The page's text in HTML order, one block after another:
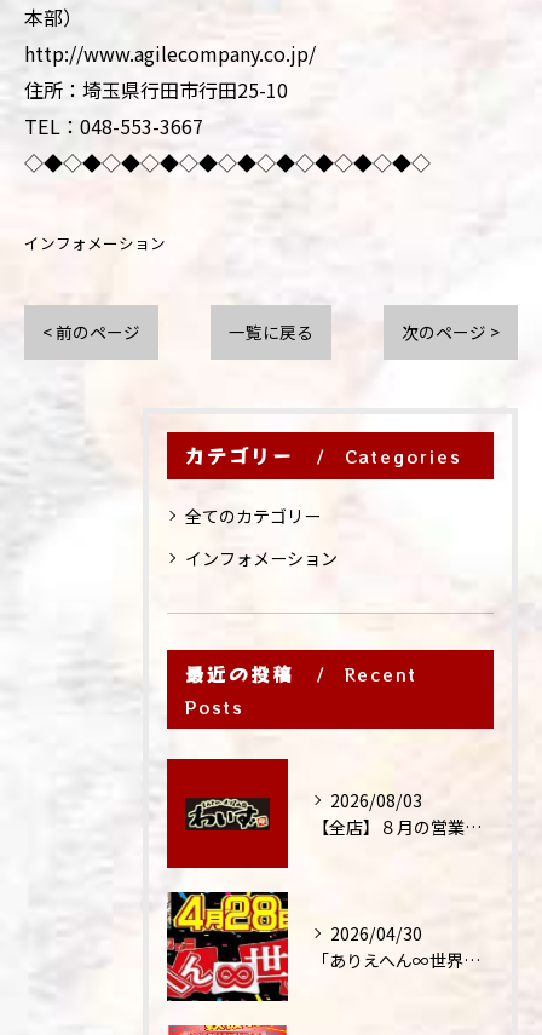
本部）
http://www.agilecompany.co.jp/
住所：埼玉県行田市行田25-10
TEL：048-553-3667
◇◆◇◆◇◆◇◆◇◆◇◆◇◆◇◆◇◆◇◆◇
インフォメーション
< 前のページ 一覧に戻る 次のページ >
カテゴリー Categories
全てのカテゴリー
インフォメーション
最近の投稿
Recent
Posts
2026/08/03
【全店】８月の営業時間・ランチ営業につきまして
2026/04/30
「ありえへん∞世界」テレビ出演‼